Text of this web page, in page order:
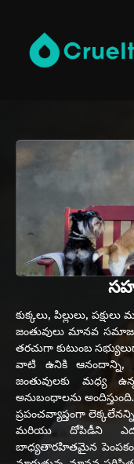
కుక్కలు, పిల్లులు,
జంతువులు మానవ
తరచుగా కుటుంబ
వాటి ఉనికి ఆనందాన్ని,
జంతువులకు
అనుబంధాలను
ప్రపంచవ్యాప్తంగా
మరియు దోపిడీని
బాధ్యతారహితమైన పెంపకం,